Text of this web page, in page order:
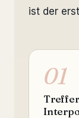
ist der
01